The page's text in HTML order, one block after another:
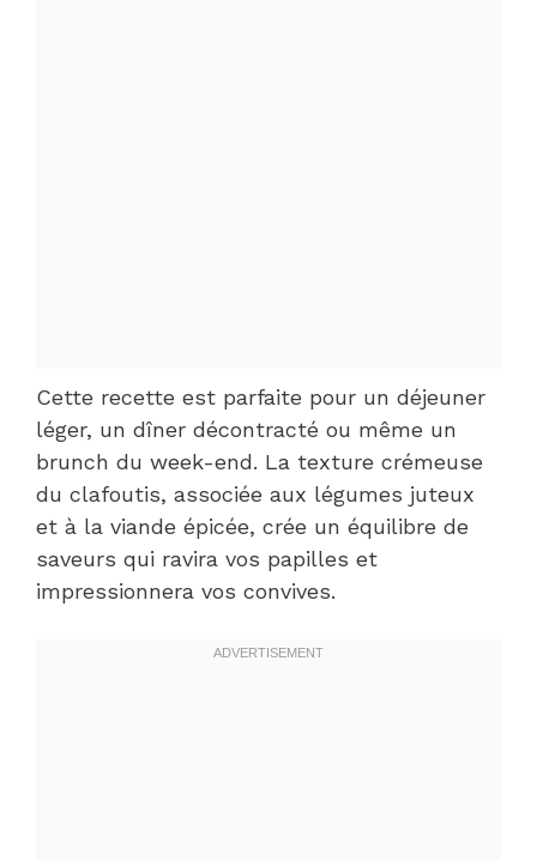
Cette recette est parfaite pour un déjeuner
léger, un dîner décontracté ou même un
brunch du week-end. La texture crémeuse
du clafoutis, associée aux légumes juteux
et à la viande épicée, crée un équilibre de
saveurs qui ravira vos papilles et
impressionnera vos convives.